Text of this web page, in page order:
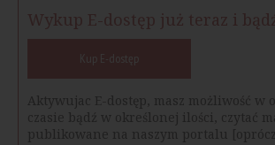
Wykup E-dostęp już teraz i
Kup E-dostęp
Aktywujac E-dostęp, masz możliwość w
czasie bądź w określonej ilości, czytać
publikowane na naszym portalu